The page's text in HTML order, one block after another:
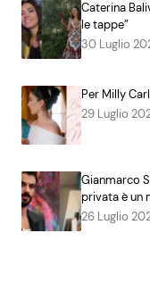
Caterina
le tappe”
30 Luglio
Per Milly
29 Luglio
Gianmarco
privata è un
26 Luglio